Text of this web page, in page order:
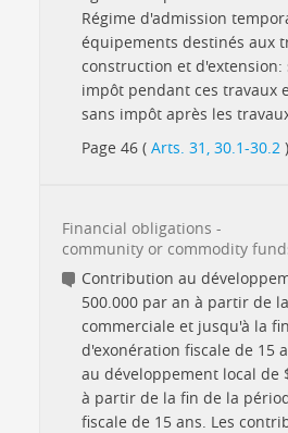
Régime d'admission
équipements destinés aux
construction et d'extension:
impôt pendant ces travaux
sans impôt après les
Page 46 ( Arts. 31, 30.1-30.2 )
Financial obligations -
community or commodity
Contribution au
500.000 par an à partir de
commerciale et jusqu'à la
d'exonération fiscale de 15
au développement local de
à partir de la fin de la
fiscale de 15 ans. Les